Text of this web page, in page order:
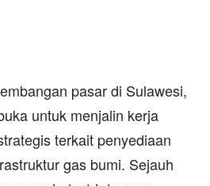
pasar di Sulawesi,
untuk menjalin kerja
terkait penyediaan
gas bumi. Sejauh